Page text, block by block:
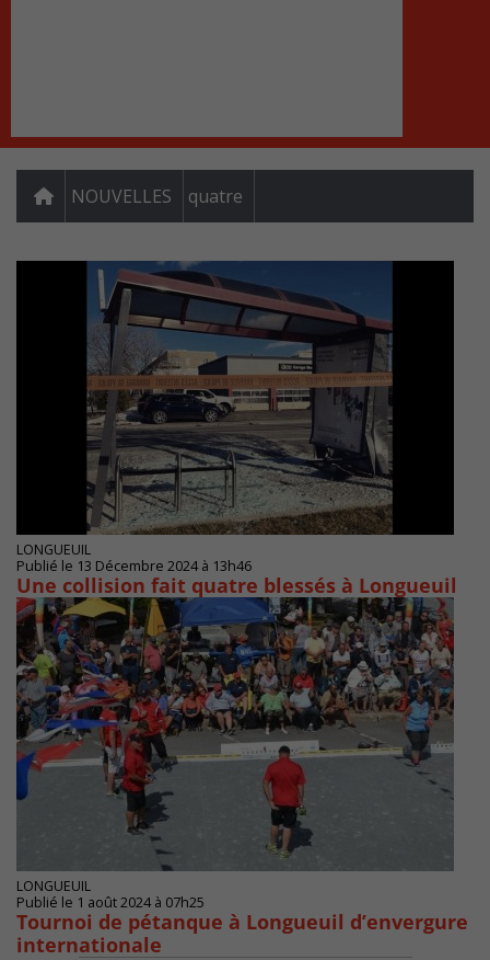
NOUVELLES quatre
LONGUEUIL
Publié le 13 Décembre 2024 à 13h46
Une collision fait quatre blessés à Longueuil
LONGUEUIL
Publié le 1 août 2024 à 07h25
Tournoi de pétanque à Longueuil d’envergure
internationale